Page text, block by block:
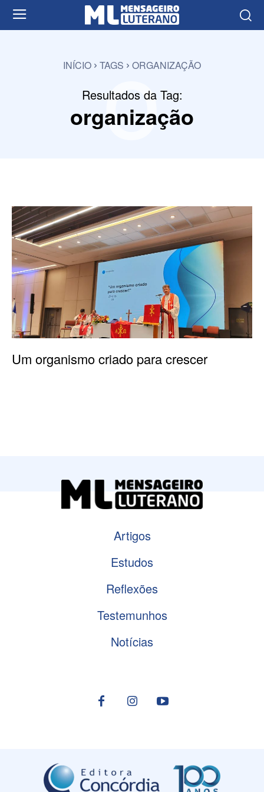
INÍCIO TAGS ORGANIZAÇÃO
Resultados da Tag:
organização
o
Um organismo criado para crescer
Artigos
Estudos
Reflexões
Testemunhos
Notícias